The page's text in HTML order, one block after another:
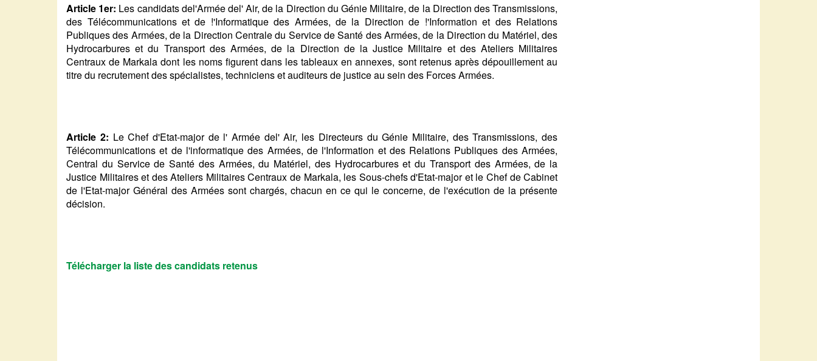
Article 1er: Les candidats del'Armée del' Air, de la Direction du Génie Militaire, de la Direction des Transmissions,
des Télécommunications et de !'Informatique des Armées, de la Direction de !'Information et des Relations
Publiques des Armées, de la Direction Centrale du Service de Santé des Armées, de la Direction du Matériel, des
Hydrocarbures et du Transport des Armées, de la Direction de la Justice Militaire et des Ateliers Militaires
Centraux de Markala dont les noms figurent dans les tableaux en annexes, sont retenus après dépouillement au
titre du recrutement des spécialistes, techniciens et auditeurs de justice au sein des Forces Armées.
Article 2: Le Chef d'Etat-major de l' Armée del' Air, les Directeurs du Génie Militaire, des Transmissions, des
Télécommunications et de l'informatique des Armées, de l'Information et des Relations Publiques des Armées,
Central du Service de Santé des Armées, du Matériel, des Hydrocarbures et du Transport des Armées, de la
Justice Militaires et des Ateliers Militaires Centraux de Markala, les Sous-chefs d'Etat-major et le Chef de Cabinet
de l'Etat-major Général des Armées sont chargés, chacun en ce qui le concerne, de l'exécution de la présente
décision.
Télécharger la liste des candidats retenus